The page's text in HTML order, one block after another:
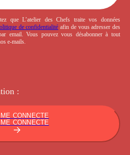
que L’atelier des Chefs traite vos données
de confidentialité afin de vous adresser des
email. Vous pouvez vous désabonner à tout
e-mails.
:
CONNECTE
CONNECTE